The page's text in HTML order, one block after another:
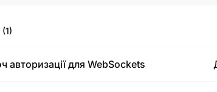
(1)
авторизації для WebSockets